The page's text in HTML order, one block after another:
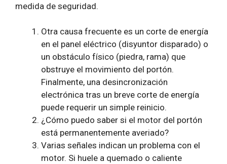
medida de seguridad.
Otra causa frecuente es un corte de energía
en el panel eléctrico (disyuntor disparado) o
un obstáculo físico (piedra, rama) que
obstruye el movimiento del portón.
Finalmente, una desincronización
electrónica tras un breve corte de energía
puede requerir un simple reinicio.
¿Cómo puedo saber si el motor del portón
está permanentemente averiado?
Varias señales indican un problema con el
motor. Si huele a quemado o caliente